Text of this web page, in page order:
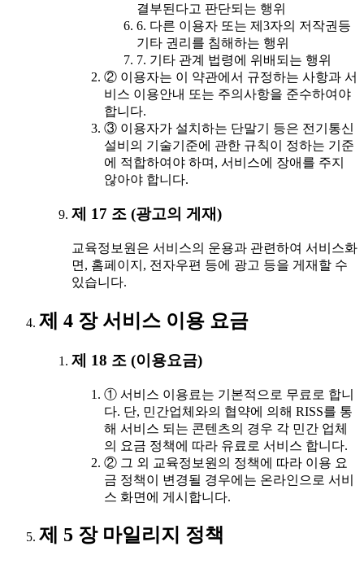
결부된다고 판단되는 행위
6. 다른 이용자 또는 제3자의 저작권등
기타 권리를 침해하는 행위
7. 기타 관계 법령에 위배되는 행위
② 이용자는 이 약관에서 규정하는 사항과 서
비스 이용안내 또는 주의사항을 준수하여야
합니다.
③ 이용자가 설치하는 단말기 등은 전기통신
설비의 기술기준에 관한 규칙이 정하는 기준
에 적합하여야 하며, 서비스에 장애를 주지
않아야 합니다.
제 17 조 (광고의 게재)
교육정보원은 서비스의 운용과 관련하여 서비스화
면, 홈페이지, 전자우편 등에 광고 등을 게재할 수
있습니다.
제 4 장 서비스 이용 요금
제 18 조 (이용요금)
① 서비스 이용료는 기본적으로 무료로 합니
다. 단, 민간업체와의 협약에 의해 RISS를 통
해 서비스 되는 콘텐츠의 경우 각 민간 업체
의 요금 정책에 따라 유료로 서비스 합니다.
② 그 외 교육정보원의 정책에 따라 이용 요
금 정책이 변경될 경우에는 온라인으로 서비
스 화면에 게시합니다.
제 5 장 마일리지 정책